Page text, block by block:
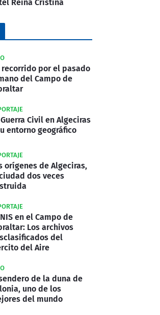
Reina Cristina
recorrido por el pasado
del Campo de
Civil en Algeciras
entorno geográfico
orígenes de Algeciras,
dos veces
en el Campo de
Los archivos
del
del Aire
de la duna de
uno de los
del mundo